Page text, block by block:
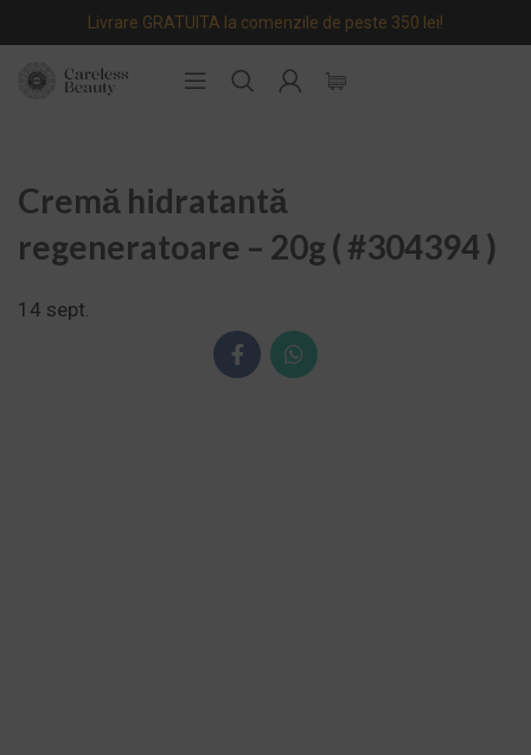
Livrare GRATUITA la comenzile de peste 350 lei!
Cremă hidratantă
regeneratoare – 20g ( #304394 )
14 sept.